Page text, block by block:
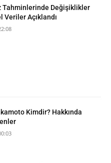
Tahminlerinde Değişiklikler
Veriler Açıklandı
Kimdir? Hakkında